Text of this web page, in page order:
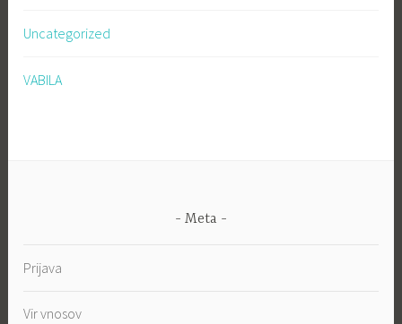
Uncategorized
VABILA
Meta
Prijava
Vir vnosov